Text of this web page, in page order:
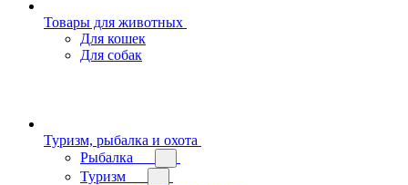
Товары для животных
Для кошек
Для собак
Туризм, рыбалка и охота
Рыбалка
Туризм